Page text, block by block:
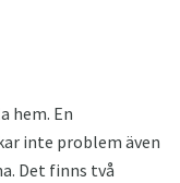
hem. En
inte problem även
Det finns två